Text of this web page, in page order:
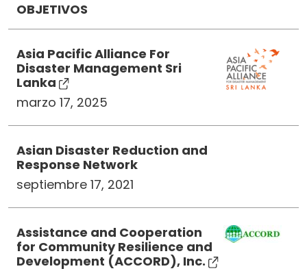
OBJETIVOS
Asia Pacific Alliance For
Disaster Management Sri
Lanka
marzo 17, 2025
Asian Disaster Reduction and
Response Network
septiembre 17, 2021
Assistance and Cooperation
for Community Resilience and
Development (ACCORD), Inc.